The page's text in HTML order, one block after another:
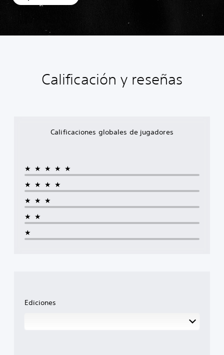
Calificación y reseñas
Calificaciones globales de jugadores
★★★★★
★★★★
★★★
★★
★
Ediciones